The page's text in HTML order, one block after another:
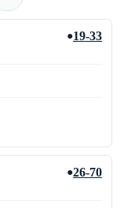
●19-33
●26-70